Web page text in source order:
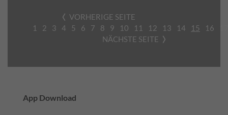
VORHERIGE SEITE
1
2 3 4 5 6 7 8 9 10 11 12 13 14 15 16
NÄCHSTE SEITE
App Download